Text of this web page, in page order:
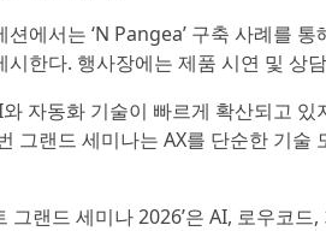
에서는 ‘N Pangea’ 구축 사례를
시한다. 행사장에는 제품 시연 및 상
자동화 기술이 빠르게 확산되고
그랜드 세미나는 AX를 단순한 기
그랜드 세미나 2026’은 AI, 로우코